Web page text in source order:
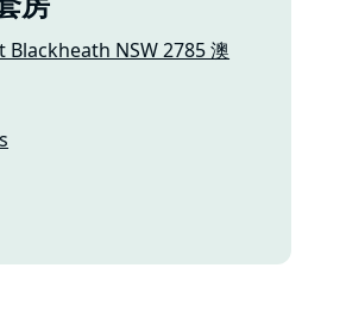
房
NSW 2785 澳